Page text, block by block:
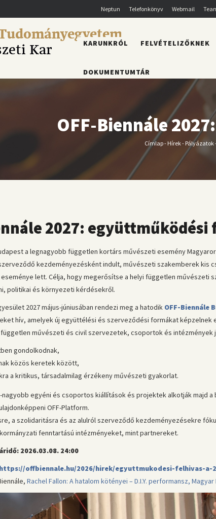
Neptun Telefonkönyv Webmail
Kar
FŐMENÜ
KARUNKRÓL FELVÉTELIZŐKNEK
DOKUMENTUMTÁR
OFF-Biennále
Morzsa
Címlap- Hírek- Pályázatok
2027: együttműködési
a legnagyobb független kortárs művészeti esemény
kezdeményezésként indult, művészeti szakemberek kis
lett. Célja, hogy megerősítse a helyi független
politikai és környezeti kérdésekről.
2027 május-júniusában rendezi meg a hatodik OFF-Biennále
hív, amelyek új együttélési és szerveződési formákat képzelnek
művészeti és civil szervezetek, csoportok és intézmények
gondolkodnak,
közös keretek között,
a kritikus, társadalmilag érzékeny művészeti gyakorlat.
nagyobb egyéni és csoportos kiállítások és projektek alkotják majd
OFF-Platform.
a szolidaritásra és az alulról szerveződő kezdeményezésekre
fenntartású intézményeket, mint partnereket.
2026.03.08. 24:00
https://offbiennale.hu/2026/hirek/egyuttmukodesi-felhivas-
Rachel Fallon: A hatalom kötényei – D.I.Y. performansz,